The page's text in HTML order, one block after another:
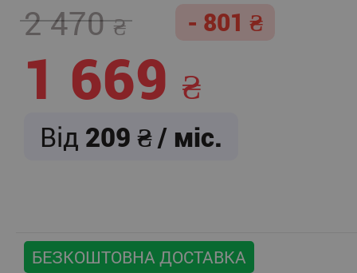
2 470 - 801
1 669
Від 209 / міс.
БЕЗКОШТОВНА ДОСТАВКА